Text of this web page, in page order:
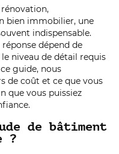
rénovation,
bien immobilier, une
indispensable.
dépend de
niveau de détail requis
guide, nous
de coût et ce que vous
que vous puissiez
de bâtiment
?